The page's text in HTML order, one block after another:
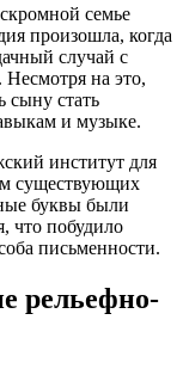
семье
произошла, когда
случай с
на это,
сыну стать
и музыке.
институт для
существующих
буквы были
что побудило
письменности.
рельефно-